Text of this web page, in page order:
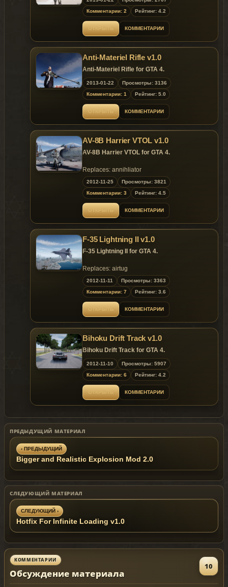
Press "LMB" (Attack key) fire weapon.
Press "Q" change the weapons, there 3 type of
weapons
Press "LAlt" for auto drive mode. This robot will
Press "LAlt + LMB" for automatic firing (you
should be outside the robot)
Set waypoint on the map & Press "LAlt" for auto
drive (You should be in the robot)
Комментарии: 2
Рейтинг: 4.2
КОММЕНТАРИИ
Anti-Materiel Rifle v1.0
Anti-Materiel Rifle for GTA 4.
2013-01-22
Просмотры: 3136
Комментарии: 1
Рейтинг: 5.0
КОММЕНТАРИИ
AV-8B Harrier VTOL v1.0
AV-8B Harrier VTOL for GTA 4.
Replaces: annihliator
2012-11-25
Просмотры: 3821
Комментарии: 3
Рейтинг: 4.5
КОММЕНТАРИИ
F-35 Lightning II v1.0
F-35 Lightning II for GTA 4.
Replaces: airtug
2012-11-11
Просмотры: 3363
Комментарии: 7
Рейтинг: 3.6
КОММЕНТАРИИ
Bihoku Drift Track v1.0
Bihoku Drift Track for GTA 4.
2012-11-10
Просмотры: 5907
Комментарии: 6
Рейтинг: 4.2
КОММЕНТАРИИ
ПРЕДЫДУЩИЙ МАТЕРИАЛ
‹ ПРЕДЫДУЩИЙ
Bigger and Realistic Explosion Mod 2.0
СЛЕДУЮЩИЙ МАТЕРИАЛ
СЛЕДУЮЩИЙ ›
Hotfix For Infinite Loading v1.0
КОММЕНТАРИИ
Обсуждение материала
10